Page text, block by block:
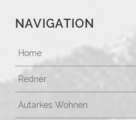
NAVIGATION
Home
Redner
Autarkes Wohnen